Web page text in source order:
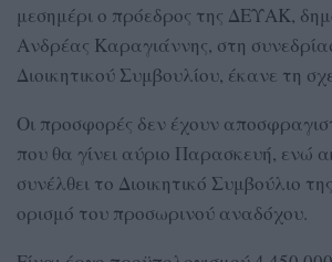
μεσημέρι ο πρόεδρος της ΔΕΥΑΚ,
Ανδρέας Καραγιάννης, στη
Διοικητικού Συμβουλίου, έκανε τη
Οι προσφορές δεν έχουν
που θα γίνει αύριο Παρασκευή, ενώ
συνέλθει το Διοικητικό Συμβούλιο
ορισμό του προσωρινού αναδόχου.